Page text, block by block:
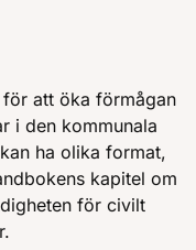
att öka förmågan
i den kommunala
ha olika format,
kapitel om
för civilt